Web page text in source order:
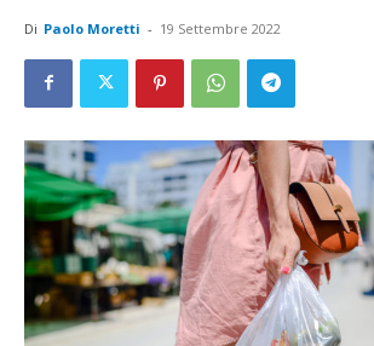
Di Paolo Moretti - 19 Settembre 2022